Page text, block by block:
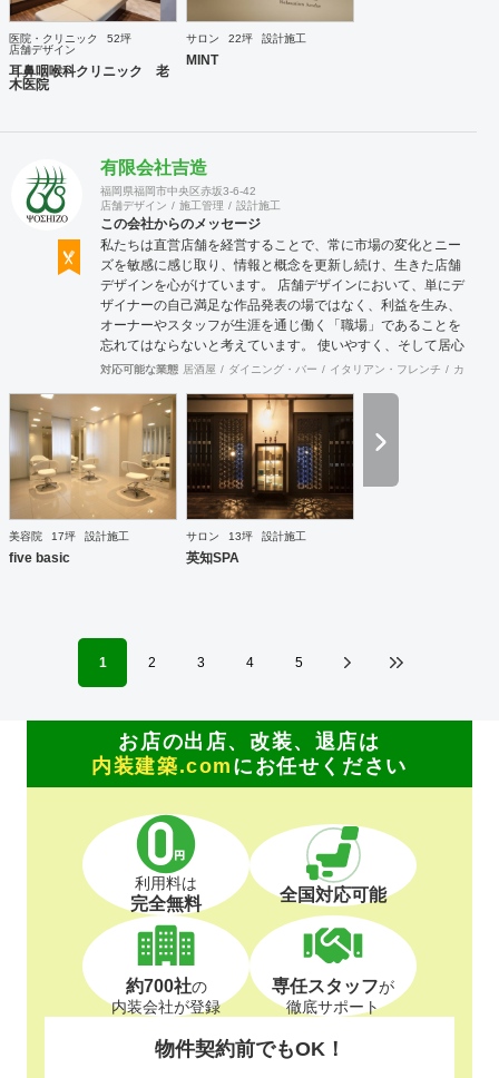
医院・クリニック
52坪
店舗デザイン
耳鼻咽喉科クリニック 老
木医院
サロン 22坪 設計施工
MINT
有限会社吉造
福岡県福岡市中央区赤坂3-6-42
店舗デザイン
施工管理 設計施工
この会社からのメッセージ
私たちは直営店舗を経営することで、常に市場の変化とニー
ズを敏感に感じ取り、情報と概念を更新し続け、生きた店舗
デザインを心がけています。 店舗デザインにおいて、単にデ
ザイナーの自己満足な作品発表の場ではなく、利益を生み、
オーナーやスタッフが生涯を通じ働く「職場」であることを
忘れてはならないと考えています。 使いやすく、そして居心
地がよく、時代の流れに左右されない強さを持った店舗デザ
業と開業コンサルティング事業をそなえており、テナント・
出店地選びや資金調達から実践に基づいたサポートが可能で
す。 まずはお気軽に、ご相談ください。
対応可能な業態 居酒屋 ダイニング・バー イタリアン・フレンチ カフェ
美容院 17坪 設計施工
five basic
サロン 13坪 設計施工
英知SPA
1 2 3 4 5
お店の出店、改装、退店は
内装建築.com にお任せください
利用料は
完全無料 全国対応可能
約700社の
内装会社が登録
専任スタッフが
徹底サポート
物件契約前でもOK！